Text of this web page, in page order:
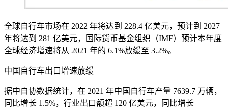
全球自行车市场在 2022 年将达到 228.4 亿美元，预计到 2027
年将达到 281 亿美元，国际货币基金组织（IMF）预计本年度
全球经济增速将从 2021 年的 6.1%放缓至 3.2%。
中国自行车出口增速放缓
据中自协数据统计，在 2021 年中国自行车产量 7639.7 万辆，
同比增长 1.5%，行业出口额超 120 亿美元，同比增长